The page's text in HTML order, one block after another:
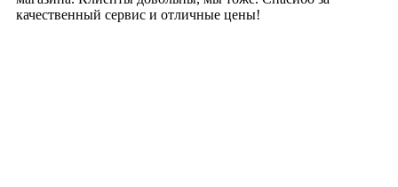
качественный сервис и отличные цены!